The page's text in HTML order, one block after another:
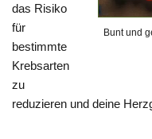
Bunt und
das Risiko
für
bestimmte
Krebsarten
zu
reduzieren und deine